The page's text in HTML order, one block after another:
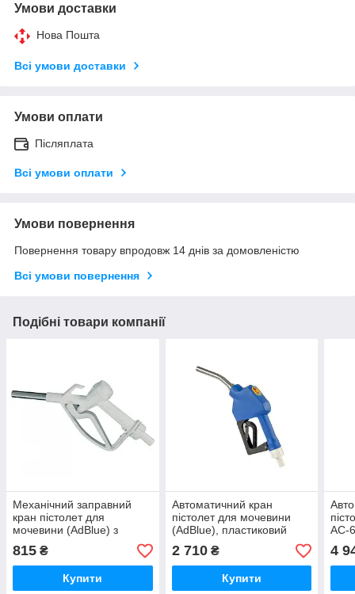
Умови доставки
Нова Пошта
Всі умови доставки
Умови оплати
Післяплата
Всі умови оплати
Умови повернення
Повернення товару впродовж 14 днів за домовленістю
Всі умови повернення
Подібні товари компанії
Механічний заправний
кран пістолет для
мочевини (AdBlue) з
металевим носиком
815 ₴
Купити
Автоматичний кран
пістолет для мочевини
(AdBlue), пластиковий
носик
2 710₴
Купити
AC-
4